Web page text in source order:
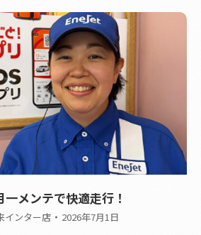
メンテで快適走行！
インター店 2026年7月1日